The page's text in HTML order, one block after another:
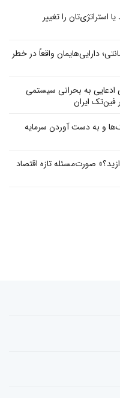
استراتژی‌تان را تغییر
دارایی‌هایمان واقعاً در خطر
ادعایی به بحرانی سیستمی
فین‌تک ایران
و به دست آوردن سرمایه
صورت‌مسئله تازه اقتصاد